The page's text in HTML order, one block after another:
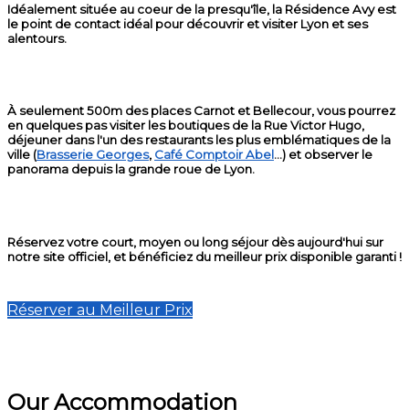
Idéalement située au coeur de la presqu'île, la Résidence Avy est
le point de contact idéal pour découvrir et visiter Lyon et ses
alentours.
À seulement 500m des places Carnot et Bellecour, vous pourrez
en quelques pas visiter les boutiques de la Rue Victor Hugo,
déjeuner dans l'un des restaurants les plus emblématiques de la
ville (Brasserie Georges, Café Comptoir Abel...) et observer le
panorama depuis la grande roue de Lyon.
Réservez votre court, moyen ou long séjour dès aujourd'hui sur
notre site officiel, et bénéficiez du meilleur prix disponible garanti !
Réserver au Meilleur Prix
Our Accommodation